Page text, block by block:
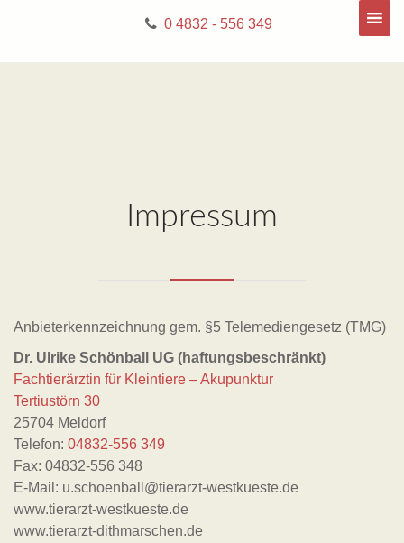
0 4832 - 556 349
Impressum
Anbieterkennzeichnung gem. §5 Telemediengesetz (TMG)
Dr. Ulrike Schönball UG (haftungsbeschränkt)
Fachtierärztin für Kleintiere – Akupunktur
Tertiustörn 30
25704 Meldorf
Telefon: 04832-556 349
Fax: 04832-556 348
E-Mail: u.schoenball@tierarzt-westkueste.de
www.tierarzt-westkueste.de
www.tierarzt-dithmarschen.de